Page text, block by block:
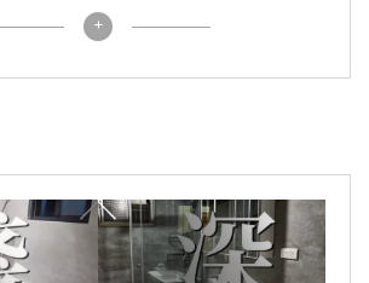
+